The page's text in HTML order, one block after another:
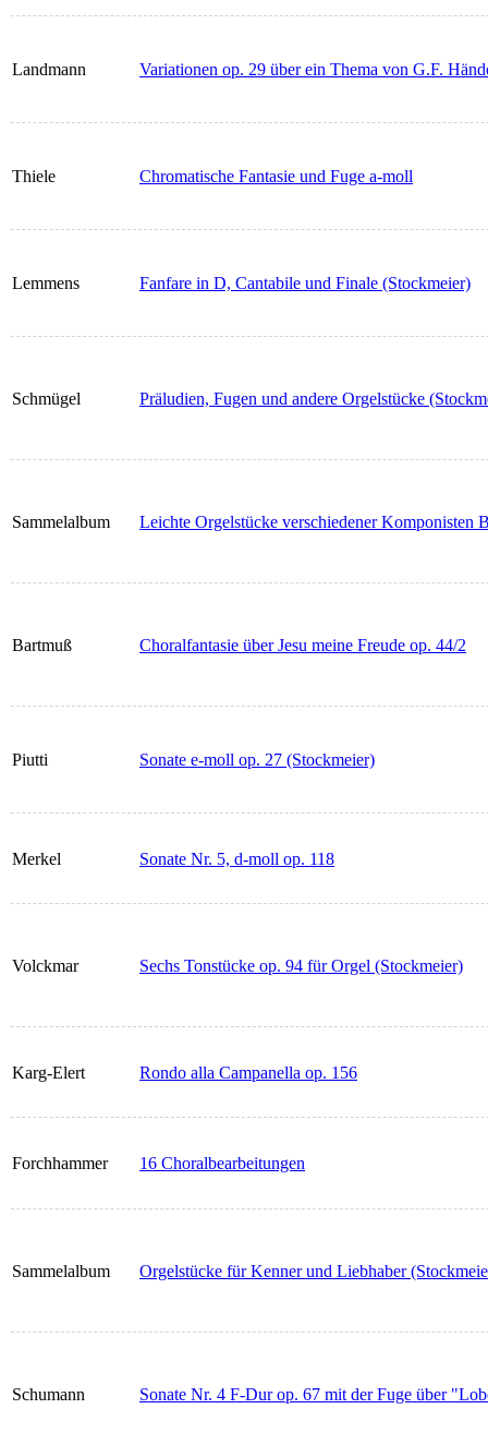
Landmann Variationen op. 29 über ein Thema von G.F.
Thiele Chromatische Fantasie und Fuge a-moll
Lemmens Fanfare in D, Cantabile und Finale (Stockmeier)
Schmügel Präludien, Fugen und andere Orgelstücke
Sammelalbum Leichte Orgelstücke verschiedener Komponisten
Bartmuß Choralfantasie über Jesu meine Freude op. 44/2
Piutti Sonate e-moll op. 27 (Stockmeier)
Merkel Sonate Nr. 5, d-moll op. 118
Volckmar Sechs Tonstücke op. 94 für Orgel (Stockmeier)
Karg-Elert Rondo alla Campanella op. 156
Forchhammer 16 Choralbearbeitungen
Sammelalbum Orgelstücke für Kenner und Liebhaber
Schumann Sonate Nr. 4 F-Dur op. 67 mit der Fuge über